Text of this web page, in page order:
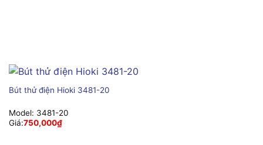
Bút thử điện Hioki 3481-20
Model: 3481-20
Giá:750,000₫